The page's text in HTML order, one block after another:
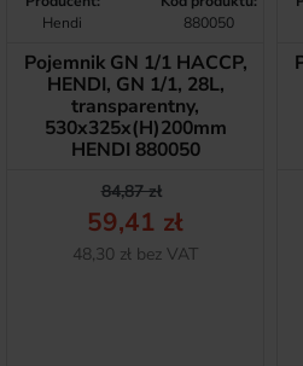
Hendi
880050
Pojemnik GN 1/1 HACCP,
HENDI, GN 1/1, 28L,
transparentny,
530x325x(H)200mm
HENDI 880050
Cena podstawowa
84,87 zł
Cena
59,41 zł
Netto
48,30 zł bez VAT